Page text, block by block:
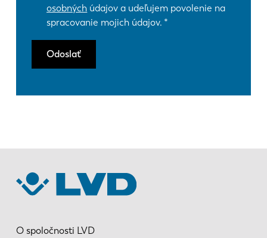
osobných údajov a udeľujem povolenie na
spracovanie mojich údajov.
Odoslať
O spoločnosti LVD